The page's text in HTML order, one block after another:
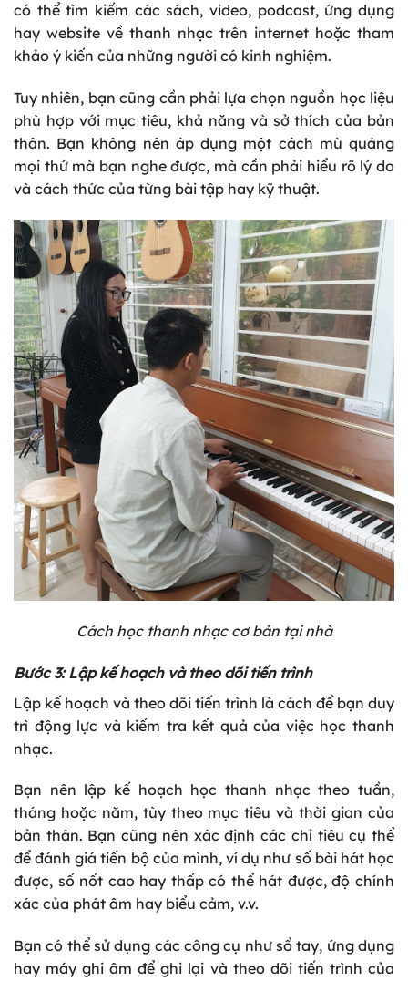
có thể tìm kiếm các sách, video, podcast, ứng dụng
hay website về thanh nhạc trên internet hoặc tham
khảo ý kiến của những người có kinh nghiệm.
Tuy nhiên, bạn cũng cần phải lựa chọn nguồn học liệu
phù hợp với mục tiêu, khả năng và sở thích của bản
thân. Bạn không nên áp dụng một cách mù quáng
mọi thứ mà bạn nghe được, mà cần phải hiểu rõ lý do
và cách thức của từng bài tập hay kỹ thuật.
Cách học thanh nhạc cơ bản tại nhà
Bước 3: Lập kế hoạch và theo dõi tiến trình
Lập kế hoạch và theo dõi tiến trình là cách để bạn duy
trì động lực và kiểm tra kết quả của việc học thanh
nhạc.
Bạn nên lập kế hoạch học thanh nhạc theo tuần,
tháng hoặc năm, tùy theo mục tiêu và thời gian của
bản thân. Bạn cũng nên xác định các chỉ tiêu cụ thể
để đánh giá tiến bộ của mình, ví dụ như số bài hát học
được, số nốt cao hay thấp có thể hát được, độ chính
xác của phát âm hay biểu cảm, v.v.
Bạn có thể sử dụng các công cụ như sổ tay, ứng dụng
hay máy ghi âm để ghi lại và theo dõi tiến trình của